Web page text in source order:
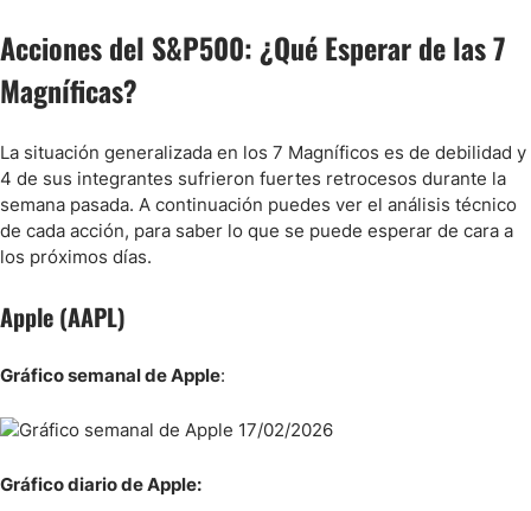
Acciones del S&P500: ¿Qué Esperar de las 7
Magníficas?
La situación generalizada en los 7 Magníficos es de debilidad y
4 de sus integrantes sufrieron fuertes retrocesos durante la
semana pasada. A continuación puedes ver el análisis técnico
de cada acción, para saber lo que se puede esperar de cara a
los próximos días.
Apple (AAPL)
Gráfico semanal de Apple:
Gráfico diario de Apple: